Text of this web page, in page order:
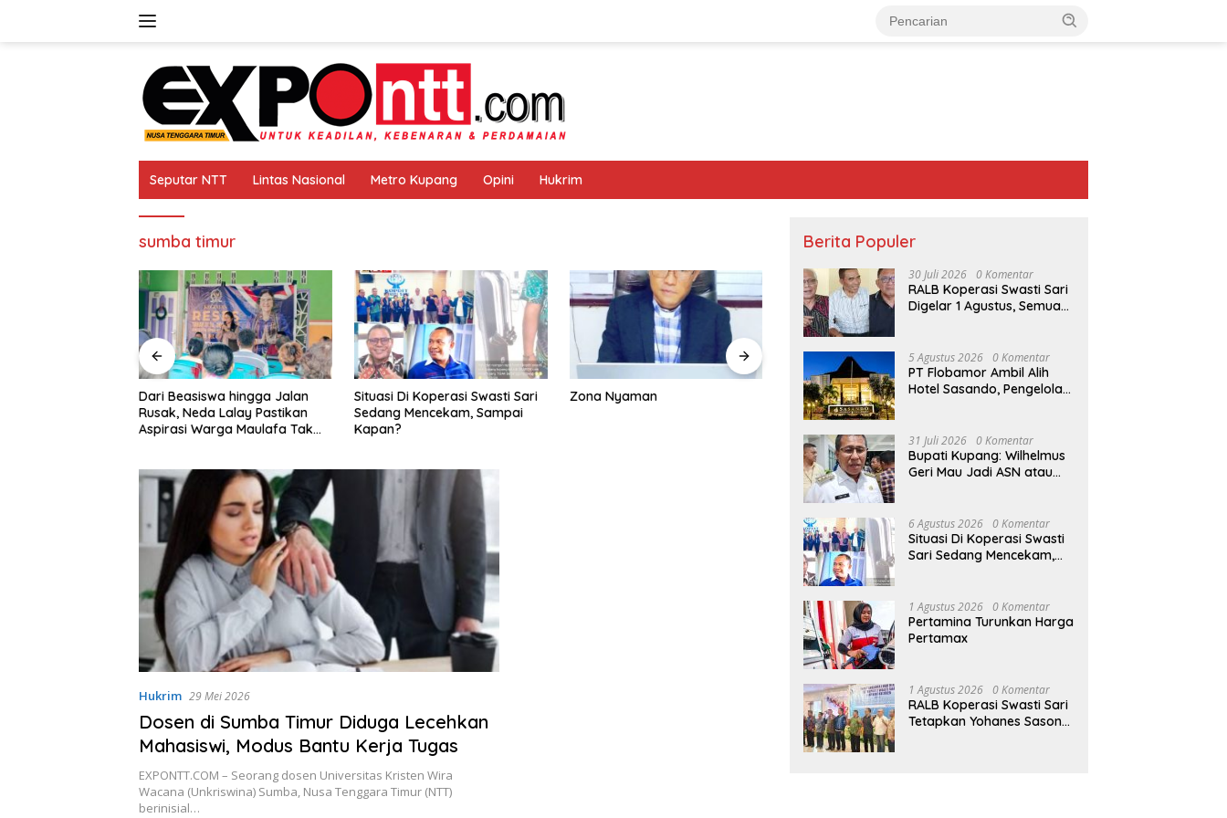
Seputar NTT Lintas Nasional Metro Kupang Opini Hukrim
sumba timur
Situasi Di Koperasi Swasti Sari
Sedang Mencekam, Sampai
Kapan?
Zona Nyaman
Warga Airnona Akui
PT Flobamor Ambil Alih Hotel
Sasando, Pengelola Lama
Kontribusi ke Pemprov NTT
Pria di TTU Ditemukan Gantung
Hukrim 29 Mei 2026
Dosen di Sumba Timur Diduga Lecehkan
Mahasiswi, Modus Bantu Kerja Tugas
EXPONTT.COM – Seorang dosen Universitas Kristen Wira
Wacana (Unkriswina) Sumba, Nusa Tenggara Timur (NTT)
berinisial…
Berita Populer
30 Juli 2026 0 Komentar
RALB Koperasi Swasti Sari
Digelar 1 Agustus, Semua
5 Agustus 2026 0 Komentar
PT Flobamor Ambil Alih
Hotel Sasando, Pengelola
Pemprov NTT
31 Juli 2026 0 Komentar
Bupati Kupang: Wilhelmus
Geri Mau Jadi ASN atau
6 Agustus 2026 0 Komentar
Situasi Di Koperasi Swasti
Sari Sedang Mencekam,
1 Agustus 2026 0 Komentar
Pertamina Turunkan Harga
Pertamax
1 Agustus 2026 0 Komentar
RALB Koperasi Swasti Sari
Tetapkan Yohanes Sason